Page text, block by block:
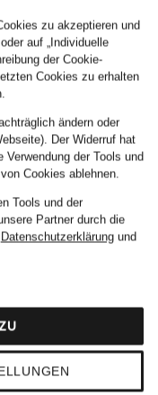
zu akzeptieren und
auf „Individuelle
der Cookie-
Cookies zu erhalten
ändern oder
Der Widerruf hat
der Tools und
Cookies ablehnen.
Tools und der
Partner durch die
Datenschutzerklärungund